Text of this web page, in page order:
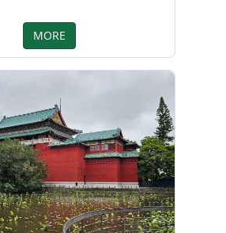
MORE